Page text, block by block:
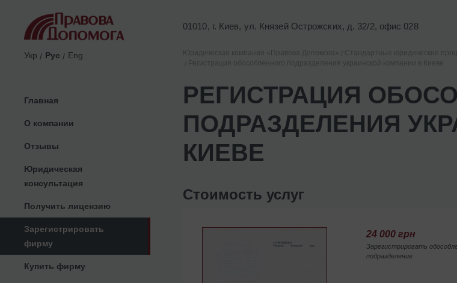
01010, г. Киев, ул. Князей Острожских, д. 32/2, офис 028
Укр Рус Eng
Главная
О компании
Отзывы
Юридическая
консультация
Получить лицензию
Зарегистрировать
фирму
Купить фирму
РЕГИСТРАЦИЯ
ПОДРАЗДЕЛЕНИЯ
КИЕВЕ
Стоимость услуг
24 000 грн
Зарегистрировать
подразделение